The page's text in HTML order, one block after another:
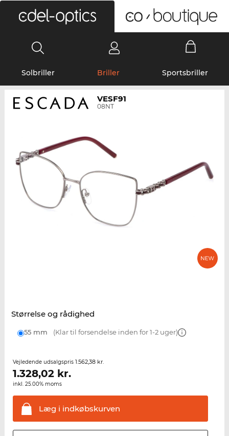
Solbriller Briller Sportsbriller
VESF91
08NT
Størrelse og rådighed
55 mm (Klar til forsendelse inden for 1-2 uger)
Vejledende udsalgspris 1.562,38 kr.
1.328,02kr.
inkl. 25.00% moms
Læg i indkøbskurven